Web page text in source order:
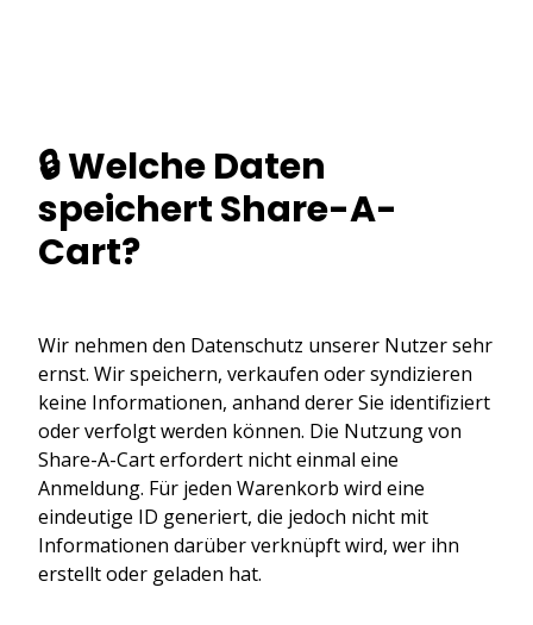
🔒 Welche Daten
speichert Share-A-
Cart?
Wir nehmen den Datenschutz unserer Nutzer sehr
ernst. Wir speichern, verkaufen oder syndizieren
keine Informationen, anhand derer Sie identifiziert
oder verfolgt werden können. Die Nutzung von
Share-A-Cart erfordert nicht einmal eine
Anmeldung. Für jeden Warenkorb wird eine
eindeutige ID generiert, die jedoch nicht mit
Informationen darüber verknüpft wird, wer ihn
erstellt oder geladen hat.